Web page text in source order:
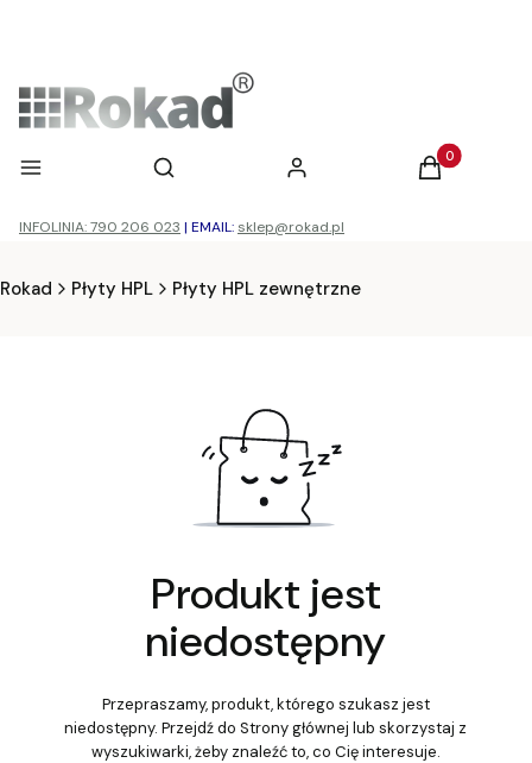
Menu Otwórz wyszukiwarkę
Szukaj Zaloguj się Produkty w
Koszyk
INFOLINIA: 790 206 023 | EMAIL: sklep@rokad.pl
Rokad Płyty HPL Płyty HPL zewnętrzne
Produkt jest
niedostępny
Przepraszamy, produkt, którego szukasz jest
niedostępny. Przejdź do Strony głównej lub skorzystaj z
wyszukiwarki, żeby znaleźć to, co Cię interesuje.